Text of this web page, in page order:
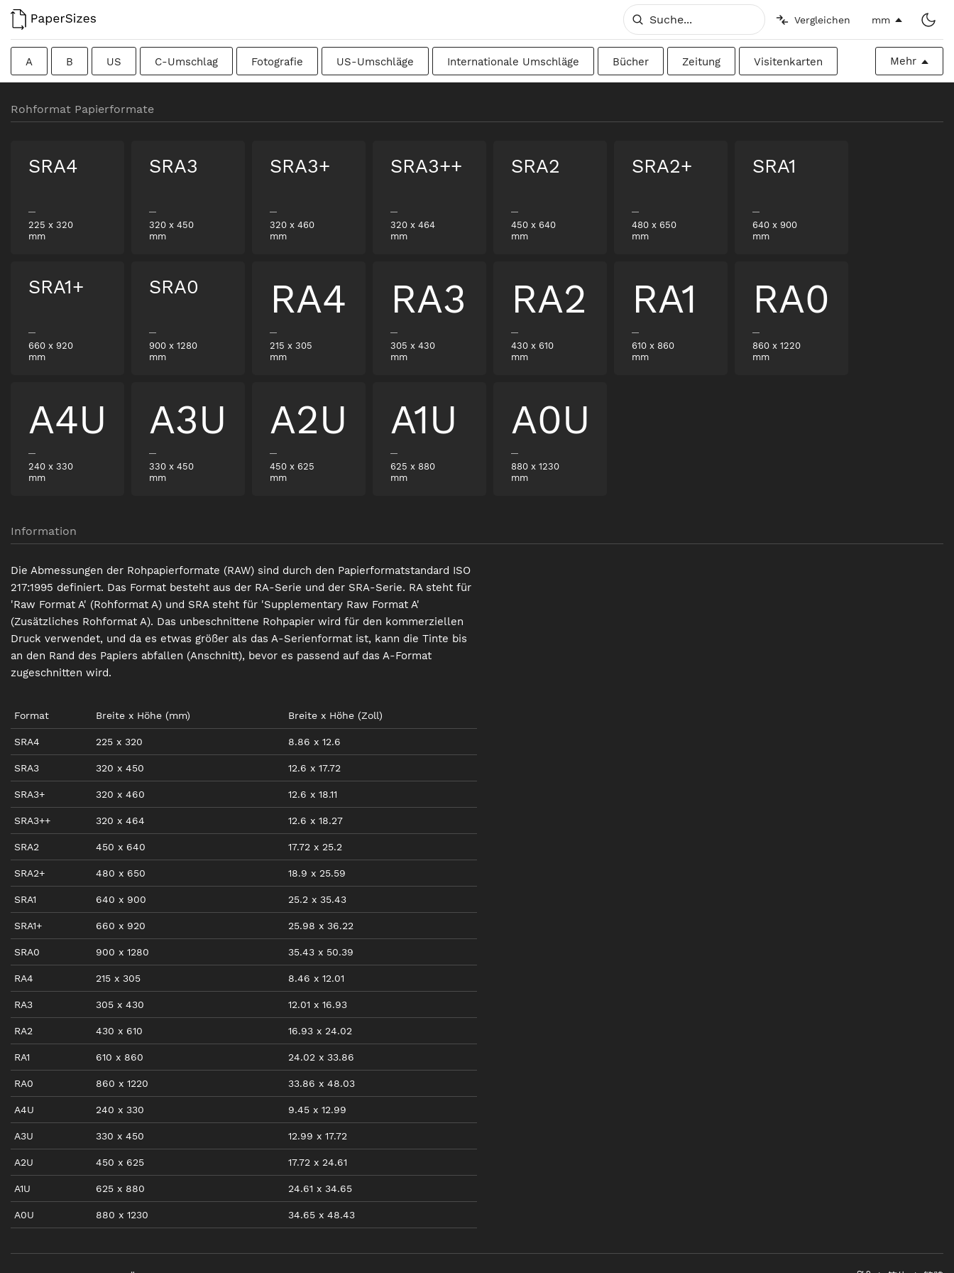
Vergleichen mm
A B US C-Umschlag Fotografie US-Umschläge Internationale Umschläge Bücher Zeitung Visitenkarten
Rohformat Kanadisch Traditionell britisch
Mehr
Rohformat Papierformate
SRA4
225 x 320
mm
SRA3
320 x 450
mm
SRA3+
320 x 460
mm
SRA3++
320 x 464
mm
SRA2
450 x 640
mm
SRA2+
480 x 650
mm
SRA1
640 x 900
mm
SRA1+
660 x 920
mm
SRA0
900 x 1280
mm
RA4
215 x 305
mm
RA3
305 x 430
mm
RA2
430 x 610
mm
RA1
610 x 860
mm
RA0
860 x 1220
mm
A4U
240 x 330
mm
A3U
330 x 450
mm
A2U
450 x 625
mm
A1U
625 x 880
mm
A0U
880 x 1230
mm
Information
Die Abmessungen der Rohpapierformate (RAW) sind durch den Papierformatstandard ISO
217:1995 definiert. Das Format besteht aus der RA-Serie und der SRA-Serie. RA steht für
'Raw Format A' (Rohformat A) und SRA steht für 'Supplementary Raw Format A'
(Zusätzliches Rohformat A). Das unbeschnittene Rohpapier wird für den kommerziellen
Druck verwendet, und da es etwas größer als das A-Serienformat ist, kann die Tinte bis
an den Rand des Papiers abfallen (Anschnitt), bevor es passend auf das A-Format
zugeschnitten wird.
Format Breite x Höhe (mm) Breite x Höhe (Zoll)
SRA4 225 x 320 8.86 x 12.6
SRA3 320 x 450 12.6 x 17.72
SRA3+ 320 x 460 12.6 x 18.11
SRA3++ 320 x 464 12.6 x 18.27
SRA2 450 x 640 17.72 x 25.2
SRA2+ 480 x 650 18.9 x 25.59
SRA1 640 x 900 25.2 x 35.43
SRA1+ 660 x 920 25.98 x 36.22
SRA0 900 x 1280 35.43 x 50.39
RA4 215 x 305 8.46 x 12.01
RA3 305 x 430 12.01 x 16.93
RA2 430 x 610 16.93 x 24.02
RA1 610 x 860 24.02 x 33.86
RA0 860 x 1220 33.86 x 48.03
A4U 240 x 330 9.45 x 12.99
A3U 330 x 450 12.99 x 17.72
A2U 450 x 625 17.72 x 24.61
A1U 625 x 880 24.61 x 34.65
A0U 880 x 1230 34.65 x 48.43